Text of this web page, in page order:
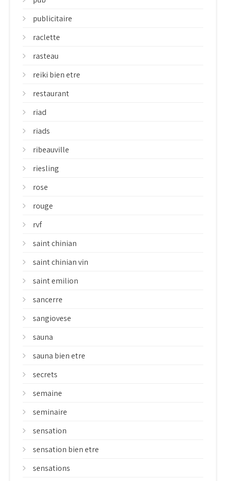
publicitaire
raclette
rasteau
reiki bien etre
restaurant
riad
riads
ribeauville
riesling
rose
rouge
rvf
saint chinian
saint chinian vin
saint emilion
sancerre
sangiovese
sauna
sauna bien etre
secrets
semaine
seminaire
sensation
sensation bien etre
sensations